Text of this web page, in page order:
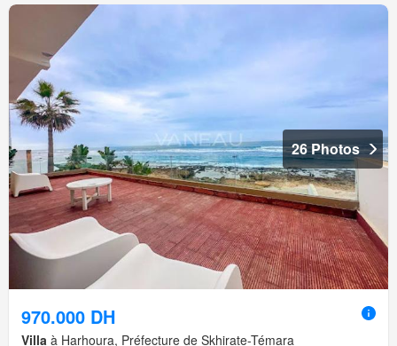
26 Photos
970.000 DH
Villa à Harhoura, Préfecture de Skhirate-Témara